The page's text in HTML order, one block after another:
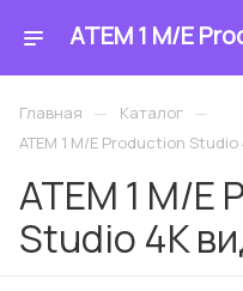
Главная — Каталог —
ATEM 1 M/E Production
ATEM 1 M/E
Studio 4K